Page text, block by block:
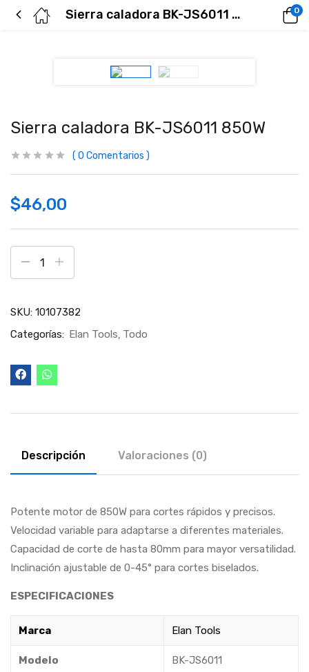
Sierra caladora BK-JS6011 850W 0
Sierra caladora BK-JS6011 850W
0 Comentarios
$46,00
SKU: 10107382
Categorías: Elan Tools Todo
Descripción Valoraciones (0)
Potente motor de 850W para cortes rápidos y precisos.
Velocidad variable para adaptarse a diferentes materiales.
Capacidad de corte de hasta 80mm para mayor versatilidad.
Inclinación ajustable de 0-45° para cortes biselados.
ESPECIFICACIONES
Marca Elan Tools
Modelo BK-JS6011